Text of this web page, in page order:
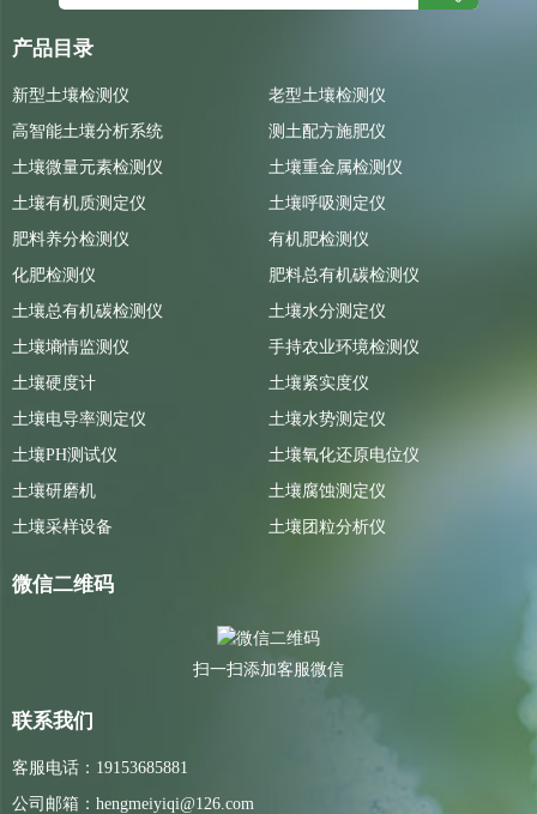
产品目录
新型土壤检测仪
老型土壤检测仪
高智能土壤分析系统
测土配方施肥仪
土壤微量元素检测仪
土壤重金属检测仪
土壤有机质测定仪
土壤呼吸测定仪
肥料养分检测仪
有机肥检测仪
化肥检测仪
肥料总有机碳检测仪
土壤总有机碳检测仪
土壤水分测定仪
土壤墒情监测仪
手持农业环境检测仪
土壤硬度计
土壤紧实度仪
土壤电导率测定仪
土壤水势测定仪
土壤PH测试仪
土壤氧化还原电位仪
土壤研磨机
土壤腐蚀测定仪
土壤采样设备
土壤团粒分析仪
微信二维码
扫一扫添加客服微信
联系我们
客服电话：19153685881
公司邮箱：hengmeiyiqi@126.com